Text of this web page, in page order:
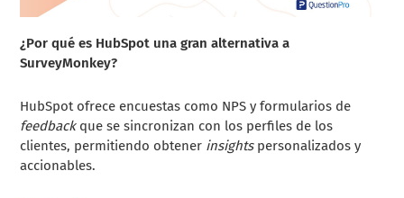
¿Por qué es HubSpot una gran alternativa a
SurveyMonkey?
HubSpot ofrece encuestas como NPS y formularios de
feedbackque se sincronizan con los perfiles de los
clientes, permitiendo obtener insightspersonalizados y
accionables.